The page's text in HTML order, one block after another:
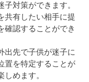
対策ができます。
共有したい相手に提
確認することができ
出先で子供が迷子に
置を特定することが
めます。